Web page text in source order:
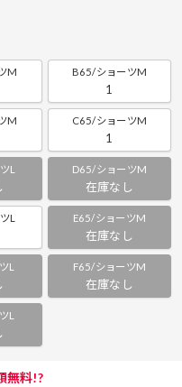
M B65/ショーツM
1
M C65/ショーツM
1
L D65/ショーツM
在庫なし
L E65/ショーツM
在庫なし
L F65/ショーツM
在庫なし
L
無料!?